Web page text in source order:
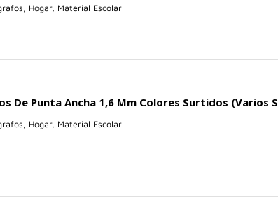
Hogar, Material Escolar
De Punta Ancha 1,6 Mm Colores Surtidos (Varios
Hogar, Material Escolar